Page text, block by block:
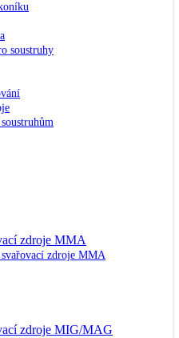
soustruhy
zdroje MMA
zdroje MMA
zdroje MIG/MAG